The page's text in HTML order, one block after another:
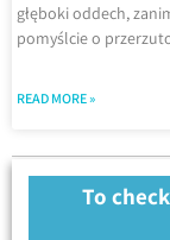
głęboki oddech,
pomyślcie o
READ MORE »
To